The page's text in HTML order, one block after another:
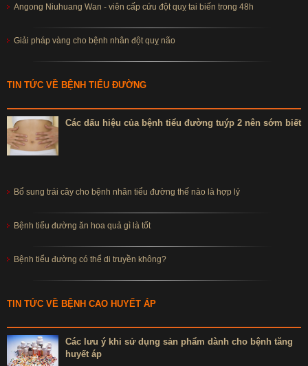
Angong Niuhuang Wan - viên cấp cứu đột quỵ tai biến trong 48h
Giải pháp vàng cho bệnh nhân đột quỵ não
TIN TỨC VỀ BỆNH TIỂU ĐƯỜNG
Các dấu hiệu của bệnh tiểu đường tuýp 2 nên sớm biết
Bổ sung trái cây cho bệnh nhân tiểu đường thế nào là hợp lý
Bệnh tiểu đường ăn hoa quả gì là tốt
Bệnh tiểu đường có thể di truyền không?
TIN TỨC VỀ BỆNH CAO HUYẾT ÁP
Các lưu ý khi sử dụng sản phẩm dành cho bệnh tăng
huyết áp